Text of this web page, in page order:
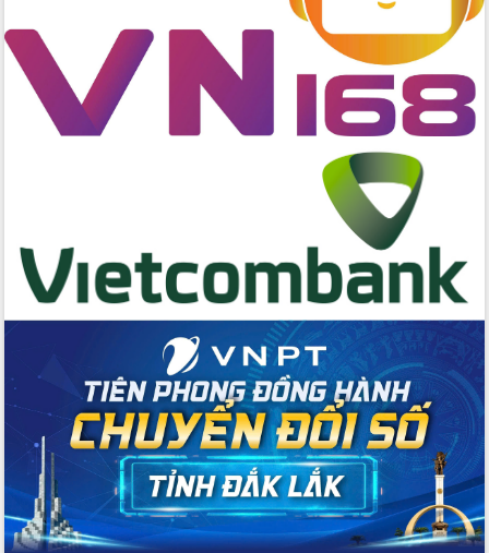
Kỳ họp chuyên đề lần thứ Ba, HĐND
tỉnh khóa X
Bí thư Tỉnh ủy Lương Nguyễn Minh
Triết kiểm tra việc thực hiện chống
khai thác IUU
Đồng chí Lương Nguyễn Minh Triết
được chỉ định làm Bí thư Tỉnh ủy Đắk
Lắk nhiệm kỳ 2025 – 2030
Tập trung triển khai các giải pháp sản
xuất nông nghiệp bền vững, phát thải
thấp
Tọa đàm kỷ niệm 95 năm Ngày thành
lập Hội Liên hiệp Phụ nữ Việt Nam
Đắk Lắk tổ chức Ngày hội Chuyển đổi
số với chủ đề: “Công nghệ số - kiến
tạo tương lai”
Tập trung phát triển khoa học công